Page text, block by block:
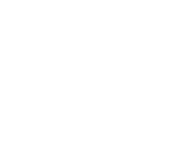
i doradztwo dla